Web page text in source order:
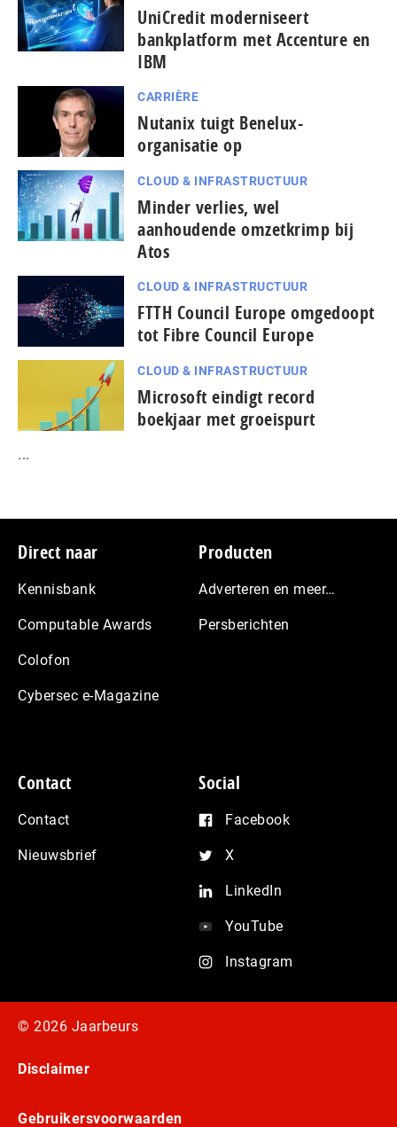
UniCredit moderniseert
bankplatform met Accenture en
IBM
CARRIÈRE
Nutanix tuigt Benelux-
organisatie op
CLOUD & INFRASTRUCTUUR
Minder verlies, wel
aanhoudende omzetkrimp bij
Atos
CLOUD & INFRASTRUCTUUR
FTTH Council Europe omgedoopt
tot Fibre Council Europe
CLOUD & INFRASTRUCTUUR
Microsoft eindigt record
boekjaar met groeispurt
...
Footer
Direct naar
Kennisbank
Computable Awards
Colofon
Cybersec e-Magazine
Producten
Adverteren en meer…
Persberichten
Contact
Contact
Nieuwsbrief
Social
Facebook
X
LinkedIn
YouTube
Instagram
© 2026 Jaarbeurs
Disclaimer
Gebruikersvoorwaarden